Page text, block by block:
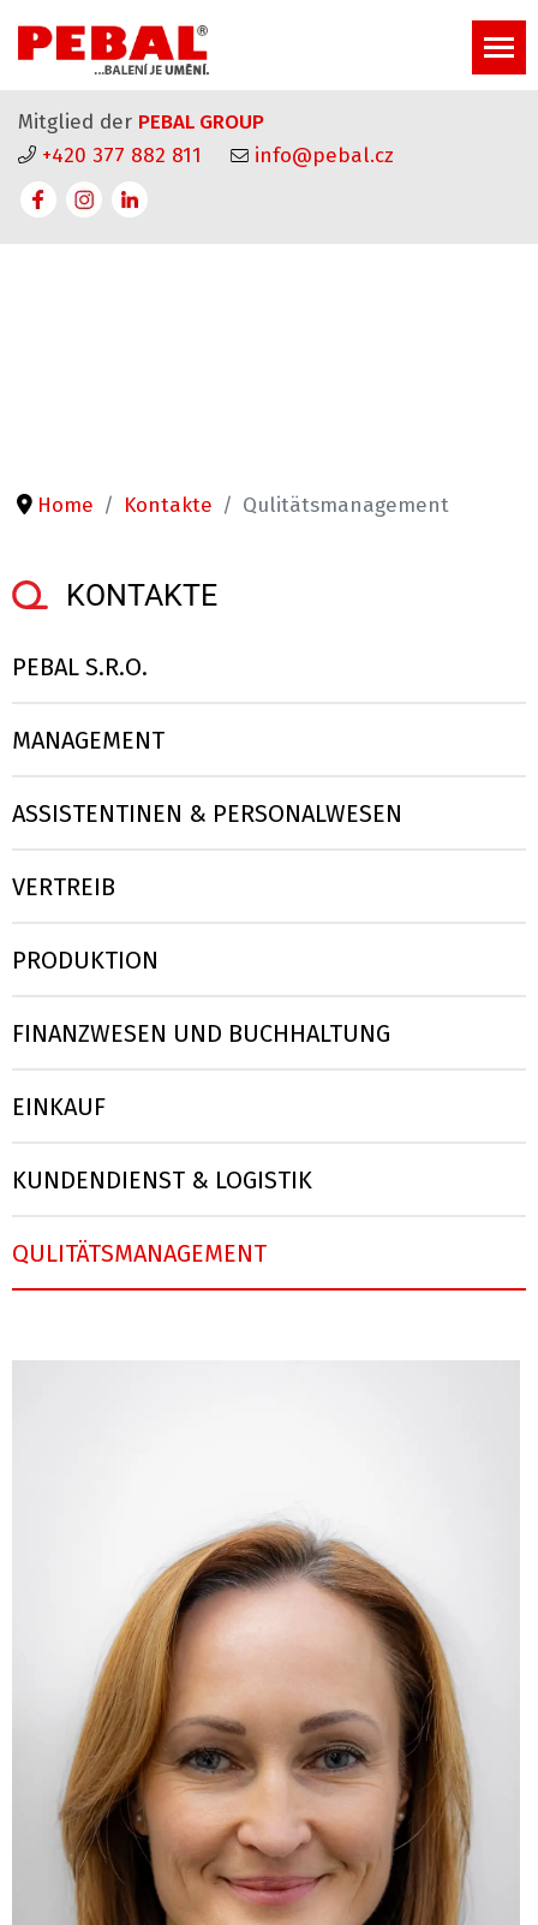
Mitglied der PEBAL GROUP
+420 377 882 811
info@pebal.cz
Home Kontakte Qulitätsmanagement
KONTAKTE
PEBAL S.R.O.
MANAGEMENT
ASSISTENTINEN & PERSONALWESEN
VERTREIB
PRODUKTION
FINANZWESEN UND BUCHHALTUNG
EINKAUF
KUNDENDIENST & LOGISTIK
QULITÄTSMANAGEMENT